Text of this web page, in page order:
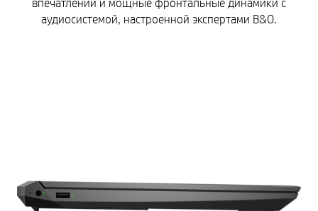
впечатлений и мощные фронтальные динамики с
аудиосистемой, настроенной экспертами B&O.